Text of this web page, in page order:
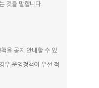
것을 말합니다.
을 공지 안내할 수 있
우 운영정책이 우선 적